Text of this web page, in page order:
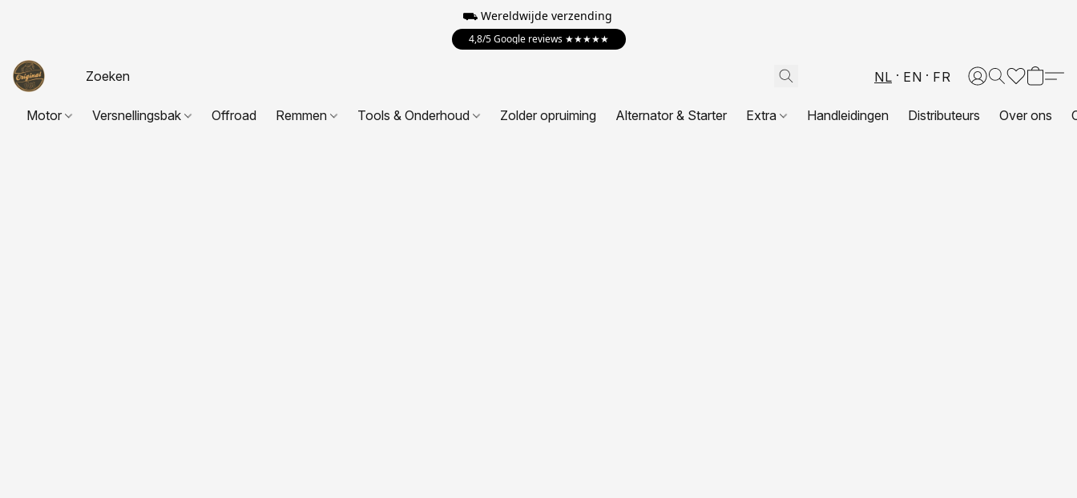
⛟ Wereldwijde verzending
4,8/5 Google reviews ★★★★★
NL EN FR
Motor Versnellingsbak Offroad Remmen Tools & Onderhoud Zolder opruiming Alternator & Starter Extra Handleidingen Distributeurs Over ons